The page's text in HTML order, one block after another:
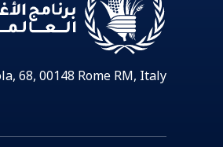
68, 00148 Rome RM, Italy